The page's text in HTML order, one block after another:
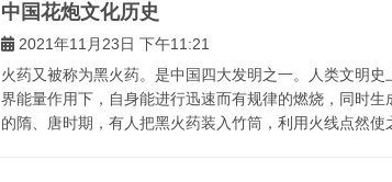
中国花炮文化历史
2021年11月23日 下午11:21
火药又被称为黑火药。是中国四大发明之一。人类文明
界能量作用下，自身能进行迅速而有规律的燃烧，同时
的隋、唐时期，有人把黑火药装入竹筒，利用火线点然使